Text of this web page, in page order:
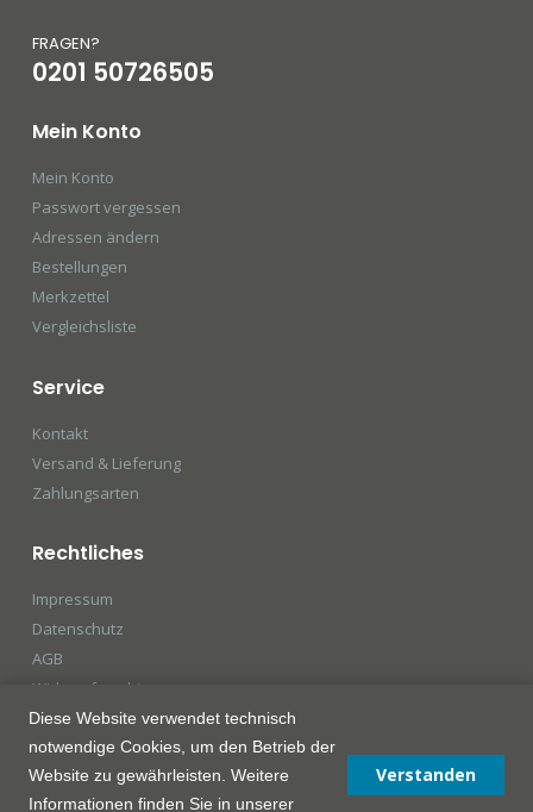
FRAGEN?
0201 50726505
Mein Konto
Mein Konto
Passwort vergessen
Adressen ändern
Bestellungen
Merkzettel
Vergleichsliste
Service
Kontakt
Versand & Lieferung
Zahlungsarten
Rechtliches
Impressum
Datenschutz
AGB
Widerrufsrecht
Diese Website verwendet technisch
notwendige Cookies, um den Betrieb der
Website zu gewährleisten. Weitere
Informationen finden Sie in unserer
Verstanden